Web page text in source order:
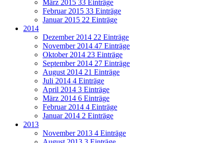
März 2015 33 Einträge
Februar 2015 33 Einträge
Januar 2015 22 Einträge
2014
Dezember 2014 22 Einträge
November 2014 47 Einträge
Oktober 2014 23 Einträge
September 2014 27 Einträge
August 2014 21 Einträge
Juli 2014 4 Einträge
April 2014 3 Einträge
März 2014 6 Einträge
Februar 2014 4 Einträge
Januar 2014 2 Einträge
2013
November 2013 4 Einträge